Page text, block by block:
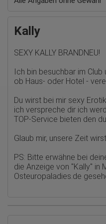
verarbeiteten Daten
erstellt werden. Diese
auch an Dritte übertragen,
vorgeschrieben wird oder,
Google innerhalb von
oder in anderen
Daten anonym erhoben
volle IP-Adresse an einen
übertragen und dort gekürzt.
übermittelte IP-Adresse wird
Erhobene Informationen
Herkunft (Land und Stadt)
Sprache
Betriebssystem
Gerät (PC, Tablet-PC oder
Kally
SEXY KALLY BRANDNEU!
Ich bin besuchbar im
ob Haus- oder Hotel -
Du wirst bei mir sexy
ich verspreche dir ich
TOP-Service bieten den
Glaub mir, unsere Zeit
PS: Bitte erwähne bei
die Anzeige von "Kally" in
Osteuropaladies.de